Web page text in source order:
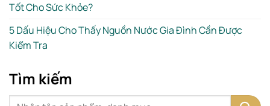
Tốt Cho Sức Khỏe?
5 Dấu Hiệu Cho Thấy Nguồn Nước Gia Đình Cần Được
Kiểm Tra
Tìm kiếm